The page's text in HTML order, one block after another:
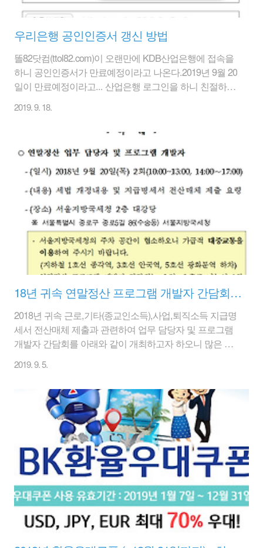
우리은행 공인인증서 갱신 방법
똘82닷컴(ttol82.com)이 오랜만에 KDB산업은행에 접속을
하니 공인인증서가 만료예정이라고 나온다.2019년 9월 20
일이 만료예정이라고... 산업은행 로그인을 하니 친절하게
갱신이 필요합니다.이용하신 인증서는 우리은행을 통해
발급 받으셨기 때문에 갱신을 원하실 경우 우리은행을 통
하기 전에 준비할 사항이 있다.1) 갱신할 은행의 보안카드
2) 현재 인터넷뱅킹을 사용하고 있는 각 은행의 계좌번호
등 정보들.. 당장은 갱신할 은행의 계좌정보만 있으면 되
지만, 타기관등록을 위해서는 사용하는 은행정보도 필요
>> 기존 공인인증서로 계좌정보 확인해서 적어 놓을 것 1.
더이상 미루고 있으면 귀..
2019. 9. 18.
18년 귀속 연말정산 프로그램 개발자 간담회 안내
2018년 귀속 근로,기타(종교인소득),사업,퇴직소득 지급명
세서 전산매체 제출과 관련하여 업무 담당자 및 프로그램
개발자 간담회를 아래와 같이 개최하고자 하오니 많은 참
https://www.nts.go.kr/news/news_05.asp?
minfoKey=MINF5320080211205338&type=V- 아 래 - 1. 연
말 정산 업무 담당자 및 프로그램 개발자 1) 일시 : 2018년
9월 20일(목) 2회(10:00 ~ 13:00, 14:00 ~ 17:00) 2) 내용 : 세
법 개정내용 및 지급명세서 전산매체 제출 요령 3) 장소 :
서울지방국세청 2층 대강당 서울특별시 종로구 종로5길
86(수송동) 서울지방국세청 - 서울지방국세청의 주차 공간
이 협소..
2019. 9. 5.